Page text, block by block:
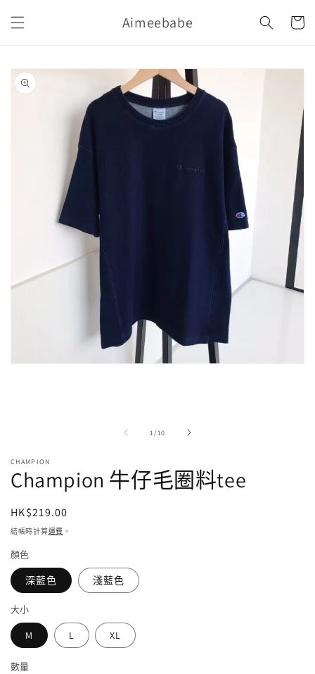
容
Aimeebabe
物
略過產
品資訊
啟
多
媒
檔
案
1/
/ 10
CHAMPION
Champion 牛仔毛圈料tee
定
價
HK$219.00
結帳時計算運費 。
顏色
深藍色 淺藍色
大小
M L XL
數量